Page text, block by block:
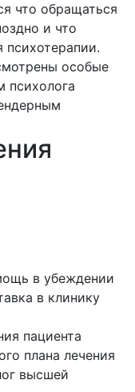
что обращаться
и что
психотерапии.
особые
психолога
в убеждении
в клинику
пациента
плана лечения
высшей